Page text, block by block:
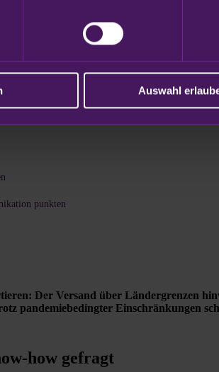
Auswahl
punkten
Der Versand über Ländergrenzen
pandemiebedingter Einschränkungen
how gefragt